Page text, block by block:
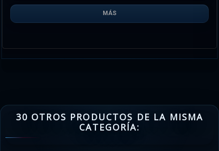
MÁS
30 OTROS PRODUCTOS DE LA MISMA
CATEGORÍA: